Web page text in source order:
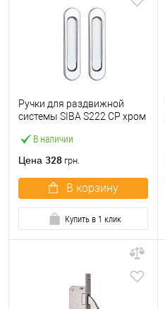
В наличии
Ручки для раздвижной
системы SIBA S222 CP хром
Цена 328 грн.
В корзину
Купить в 1 клик